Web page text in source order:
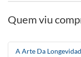
Quem viu
A Arte Da